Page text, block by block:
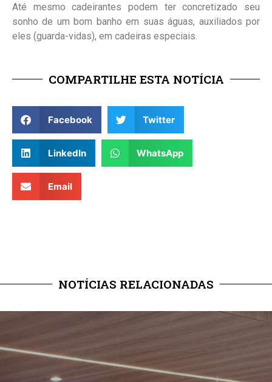
Até mesmo cadeirantes podem ter concretizado seu
sonho de um bom banho em suas águas, auxiliados por
eles (guarda-vidas), em cadeiras especiais.
COMPARTILHE ESTA NOTÍCIA
Facebook Twitter
LinkedIn WhatsApp
Email
NOTÍCIAS RELACIONADAS